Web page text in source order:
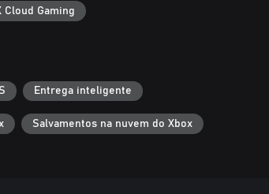
Cloud Gaming
Entrega inteligente
Salvamentos na nuvem do Xbox